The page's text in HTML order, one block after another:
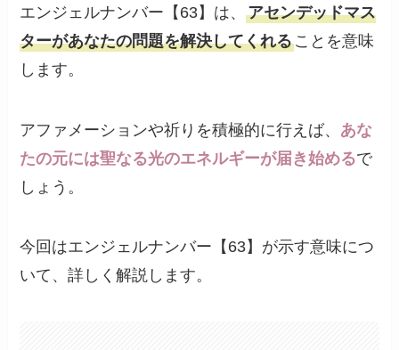
エンジェルナンバー【63】は、アセンデッドマス
ターがあなたの問題を解決してくれることを意味
します。
アファメーションや祈りを積極的に行えば、 あな
たの元には聖なる光のエネルギーが届き始めるで
しょう。
今回はエンジェルナンバー【63】が示す意味につ
いて、詳しく解説します。